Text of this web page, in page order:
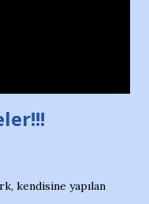
1973 – 1975
girdiği
kendisine yapılan